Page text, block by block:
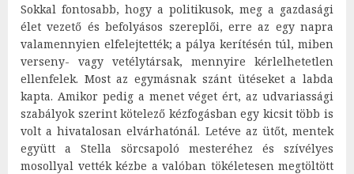
Sokkal fontosabb, hogy a politikusok, meg a gazdasági
élet vezető és befolyásos szereplői, erre az egy napra
valamennyien elfelejtették; a pálya kerítésén túl, miben
verseny- vagy vetélytársak, mennyire kérlelhetetlen
ellenfelek. Most az egymásnak szánt ütéseket a labda
kapta. Amikor pedig a menet véget ért, az udvariassági
szabályok szerint kötelező kézfogásban egy kicsit több is
volt a hivatalosan elvárhatónál. Letéve az ütőt, mentek
együtt a Stella sörcsapoló mesteréhez és szívélyes
mosollyal vették kézbe a valóban tökéletesen megtöltött